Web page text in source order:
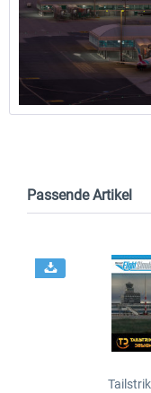
Passende Artikel